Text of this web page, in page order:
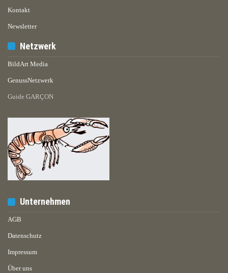
Kontakt
Newsletter
Netzwerk
BildArt Media
GenussNetzwerk
Guide GARÇON
Unternehmen
AGB
Datenschutz
Impressum
Über uns